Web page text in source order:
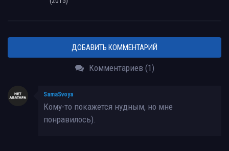
ДОБАВИТЬ КОММЕНТАРИЙ
Комментариев (1)
SamaSvoya
Кому-то покажется нудным, но мне
понравилось).